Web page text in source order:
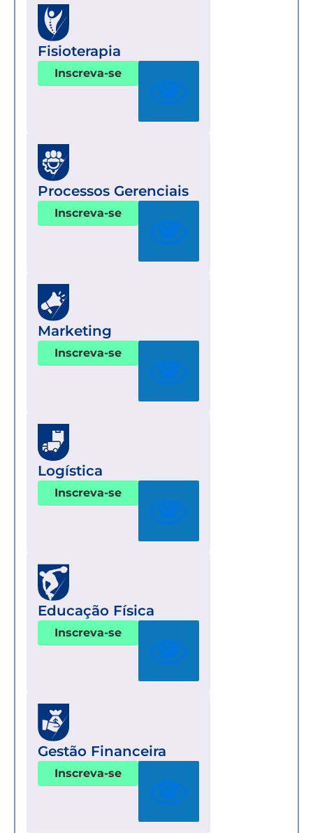
Fisioterapia
Inscreva-se
Processos Gerenciais
Inscreva-se
Marketing
Inscreva-se
Logística
Inscreva-se
Educação Física
Inscreva-se
Gestão Financeira
Inscreva-se